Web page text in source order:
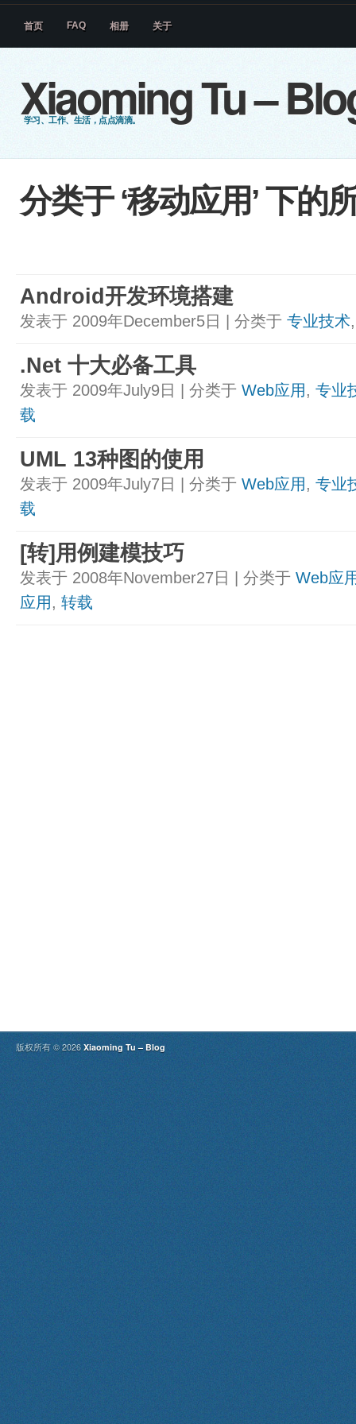
Xiaoming Tu –
学习、工作、生活，点点滴滴。
首页 FAQ 相册 关于
分类于 ‘移动应用’ 下的
Android开发环境搭建
发表于 2009年December5日 | 分类于 专业技术
.Net 十大必备工具
发表于 2009年July9日 | 分类于 Web应用 , 专业
载
UML 13种图的使用
发表于 2009年July7日 | 分类于 Web应用 , 专业
载
[转]用例建模技巧
发表于 2008年November27日 | 分类于 Web应
应用 , 转载
版权所有 © 2026 Xiaoming Tu – Blog